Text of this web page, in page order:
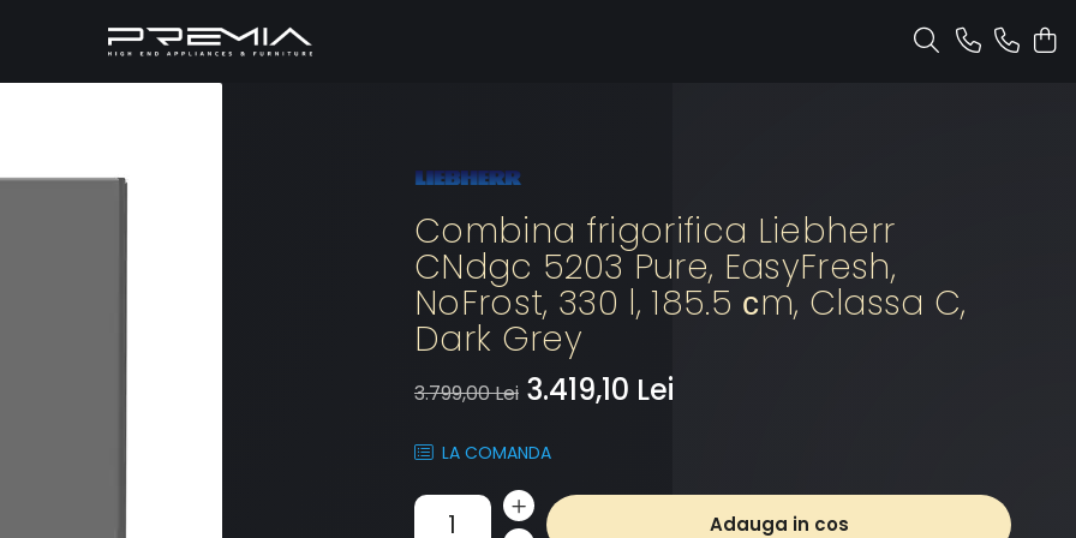
Combina frigorifica Liebherr
CNdgc 5203 Pure, EasyFresh,
NoFrost, 330 l, 185.5 сm, Classa C,
Dark Grey
3.799,00 Lei 3.419,10 Lei
LA COMANDA
Adauga in cos